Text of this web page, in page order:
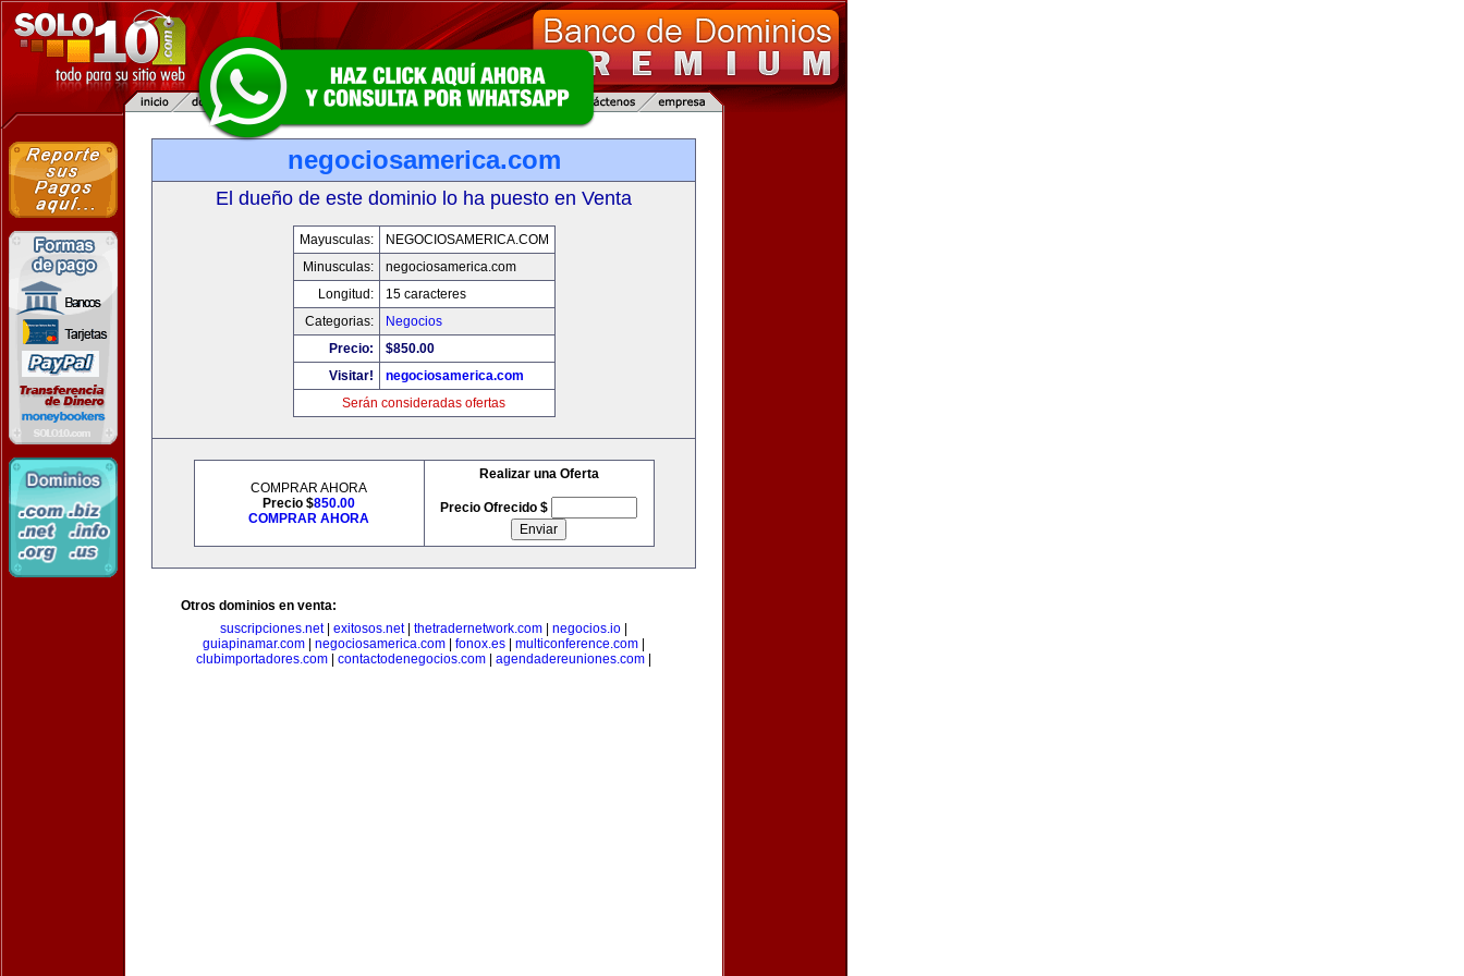
negociosamerica.com
El dueño de este dominio lo ha puesto en Venta
Mayusculas:
NEGOCIOSAMERICA.COM
Minusculas:
negociosamerica.com
Longitud:
15 caracteres
Categorias:
Negocios
Precio:
$850.00
Visitar!
negociosamerica.com
Serán consideradas ofertas
COMPRAR AHORA
Precio $850.00
COMPRAR AHORA
Realizar una Oferta
Precio Ofrecido $
Otros dominios en venta:
suscripciones.net| exitosos.net| thetradernetwork.com negocios.io
guiapinamar.com
negociosamerica.com fonox.es multiconference.com
clubimportadores.com
contactodenegocios.com agendadereuniones.com